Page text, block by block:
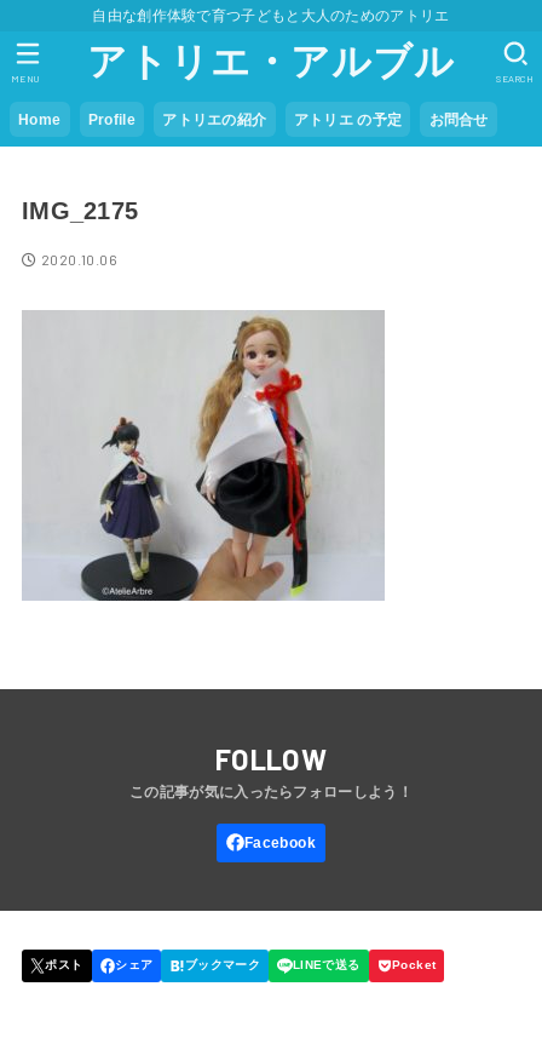
自由な創作体験で育つ子どもと大人のためのアトリエ
アトリエ・アルブル
Home Profile アトリエの紹介 アトリエ の予定 お問合せ
SEARCH
MENU
IMG_2175
2020.10.06
FOLLOW